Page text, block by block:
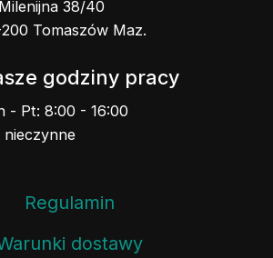
38/40
Tomaszów Maz.
godziny pracy
- Pt: 8:00 - 16:00
nieczynne
Regulamin
dostawy